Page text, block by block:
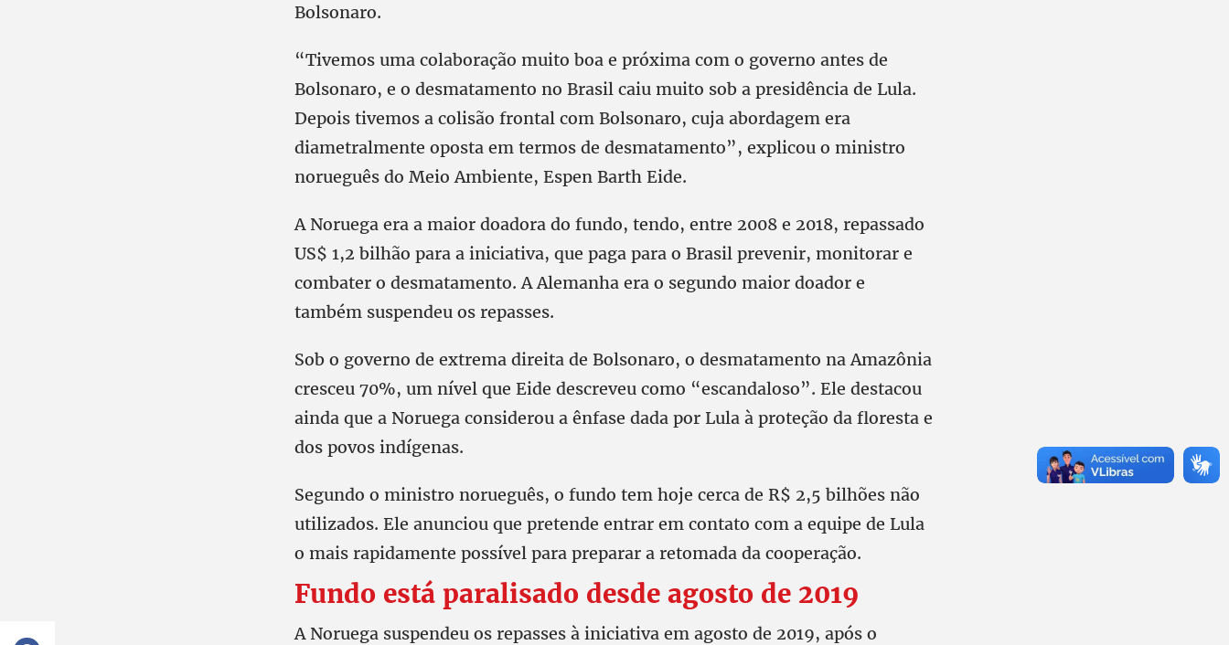
Bolsonaro.
“Tivemos uma colaboração muito boa e próxima com o governo antes de
Bolsonaro, e o desmatamento no Brasil caiu muito sob a presidência de Lula.
Depois tivemos a colisão frontal com Bolsonaro, cuja abordagem era
diametralmente oposta em termos de desmatamento”, explicou o ministro
norueguês do Meio Ambiente, Espen Barth Eide.
A Noruega era a maior doadora do fundo, tendo, entre 2008 e 2018, repassado
US$ 1,2 bilhão para a iniciativa, que paga para o Brasil prevenir, monitorar e
combater o desmatamento. A Alemanha era o segundo maior doador e
também suspendeu os repasses.
Sob o governo de extrema direita de Bolsonaro, o desmatamento na Amazônia
cresceu 70%, um nível que Eide descreveu como “escandaloso”. Ele destacou
ainda que a Noruega considerou a ênfase dada por Lula à proteção da floresta e
dos povos indígenas.
Segundo o ministro norueguês, o fundo tem hoje cerca de R$ 2,5 bilhões não
utilizados. Ele anunciou que pretende entrar em contato com a equipe de Lula
o mais rapidamente possível para preparar a retomada da cooperação.
Fundo está paralisado desde agosto de 2019
A Noruega suspendeu os repasses à iniciativa em agosto de 2019, após o